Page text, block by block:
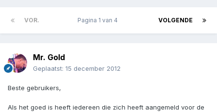
VOR. VOLGENDE
Pagina 1 van 4
Mr. Gold
Geplaatst: 15 december 2012
Beste gebruikers,
Als het goed is heeft iedereen die zich heeft aangemeld voor de